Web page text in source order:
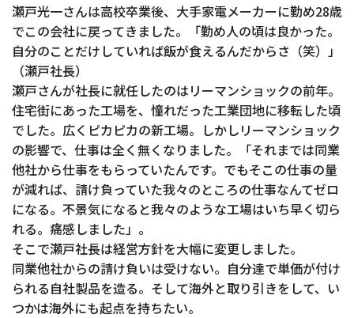
瀬戸光一さんは高校卒業後、大手家電メーカーに勤め28歳
でこの会社に戻ってきました。「勤め人の頃は良かった。
自分のことだけしていれば飯が食えるんだからさ（笑）」
（瀬戸社長）
瀬戸さんが社長に就任したのはリーマンショックの前年。
住宅街にあった工場を、憧れだった工業団地に移転した頃
でした。広くピカピカの新工場。しかしリーマンショック
の影響で、仕事は全く無くなりました。「それまでは同業
他社から仕事をもらっていたんです。でもそこの仕事の量
が減れば、請け負っていた我々のところの仕事なんてゼロ
になる。不景気になると我々のような工場はいち早く切ら
れる。痛感しました」。
そこで瀬戸社長は経営方針を大幅に変更しました。
同業他社からの請け負いは受けない。自分達で単価が付け
られる自社製品を造る。そして海外と取り引きをして、い
つかは海外にも起点を持ちたい。